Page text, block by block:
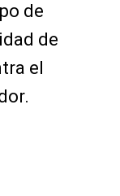
de
de
el